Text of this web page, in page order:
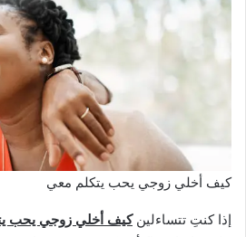
كيف أخلي زوجي يحب يتكلم معي
إذا كنتِ تتساءلينكيف أخلي زوجي يحب